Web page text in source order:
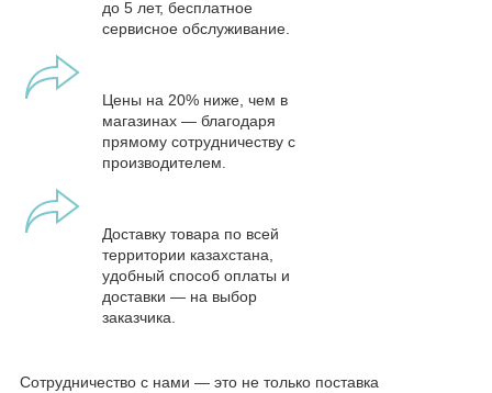
до 5 лет, бесплатное
сервисное обслуживание.
Цены на 20% ниже, чем в
магазинах — благодаря
прямому сотрудничеству с
производителем.
Доставку товара по всей
территории казахстана,
удобный способ оплаты и
доставки — на выбор
заказчика.
Сотрудничество с нами — это не только поставка